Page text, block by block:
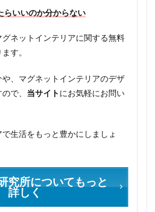
らいいのか分からない
ネットインテリアに関する無料
す。
、マグネットインテリアのデザ
で、 当サイトにお気軽にお問い
生活をもっと豊かにしましょ
究所についてもっと
詳しく